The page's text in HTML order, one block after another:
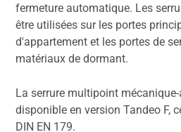
fermeture automatique. Les
être utilisées sur les portes
d'appartement et les portes de
matériaux de dormant.
La serrure multipoint
disponible en version Tandeo F,
DIN EN 179.